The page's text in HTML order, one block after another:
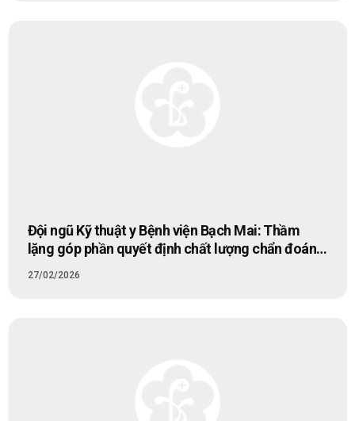
Đội ngũ Kỹ thuật y Bệnh viện Bạch Mai: Thầm
lặng góp phần quyết định chất lượng chẩn đoán
27/02/2026